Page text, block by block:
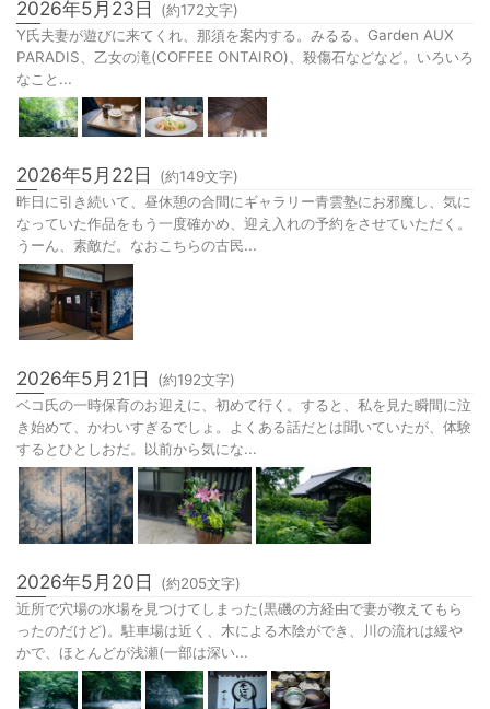
2026年5月23日 (約172文字)
Y氏夫妻が遊びに来てくれ、那須を案内する。みるる、Garden AUX
PARADIS、乙女の滝(COFFEE ONTAIRO)、殺傷石などなど。いろいろ
なこと...
2026年5月22日 (約149文字)
昨日に引き続いて、昼休憩の合間にギャラリー青雲塾にお邪魔し、気に
なっていた作品をもう一度確かめ、迎え入れの予約をさせていただく。
うーん、素敵だ。なおこちらの古民...
2026年5月21日 (約192文字)
ベコ氏の一時保育のお迎えに、初めて行く。すると、私を見た瞬間に泣
き始めて、かわいすぎるでしょ。よくある話だとは聞いていたが、体験
するとひとしおだ。以前から気にな...
2026年5月20日 (約205文字)
近所で穴場の水場を見つけてしまった(黒磯の方経由で妻が教えてもら
ったのだけど)。駐車場は近く、木による木陰ができ、川の流れは緩や
かで、ほとんどが浅瀬(一部は深い...